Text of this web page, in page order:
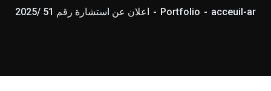
acceuil-ar
Portfolio اعلان عن استشارة رقم 51 /2025